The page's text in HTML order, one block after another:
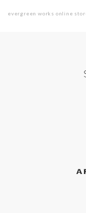
evergreen works online